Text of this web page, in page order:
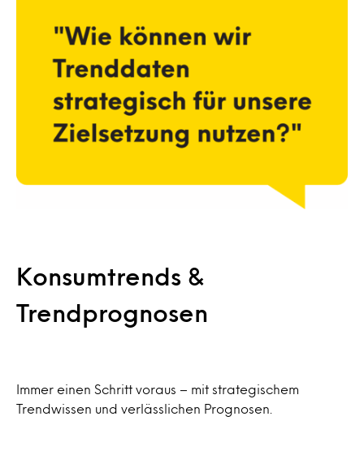
Konsumtrends &
Trendprognosen
Immer einen Schritt voraus – mit strategischem
Trendwissen und verlässlichen Prognosen.